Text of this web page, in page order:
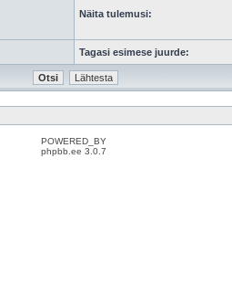
Näita tulemusi:
Tagasi esimese juurde:
POWERED_BY
phpbb.ee 3.0.7